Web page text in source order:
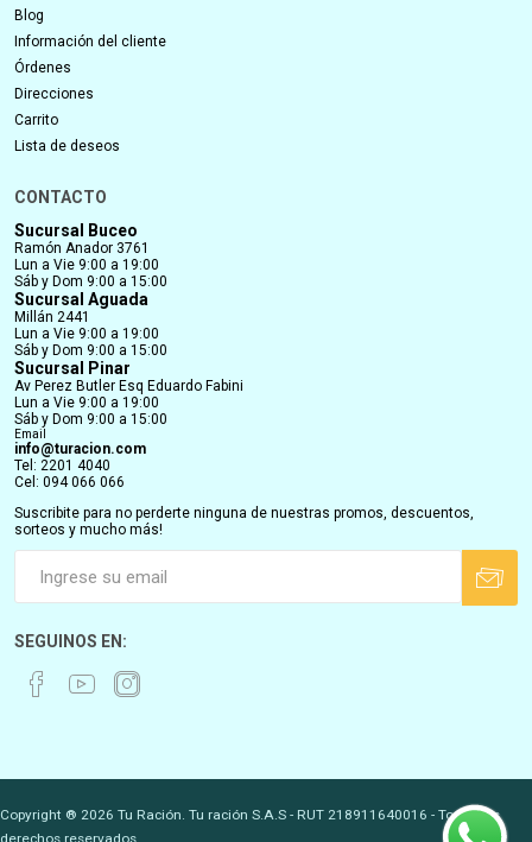
Blog
Información del cliente
Órdenes
Direcciones
Carrito
Lista de deseos
CONTACTO
Sucursal Buceo
Ramón Anador 3761
Lun a Vie 9:00 a 19:00
Sáb y Dom 9:00 a 15:00
Sucursal Aguada
Millán 2441
Lun a Vie 9:00 a 19:00
Sáb y Dom 9:00 a 15:00
Sucursal Pinar
Av Perez Butler Esq Eduardo Fabini
Lun a Vie 9:00 a 19:00
Sáb y Dom 9:00 a 15:00
Email
info@turacion.com
Tel: 2201 4040
Cel: 094 066 066
Suscribite para no perderte ninguna de nuestras promos, descuentos,
sorteos y mucho más!
SEGUINOS EN:
Copyright ® 2026 Tu Ración. Tu ración S.A.S - RUT 218911640016 - Todos los